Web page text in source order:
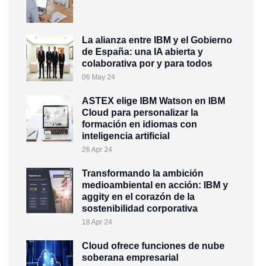
La alianza entre IBM y el Gobierno
de España: una IA abierta y
colaborativa por y para todos
06 May 24
ASTEX elige IBM Watson en IBM
Cloud para personalizar la
formación en idiomas con
inteligencia artificial
26 Apr 24
Transformando la ambición
medioambiental en acción: IBM y
aggity en el corazón de la
sostenibilidad corporativa
18 Apr 24
Cloud ofrece funciones de nube
soberana empresarial